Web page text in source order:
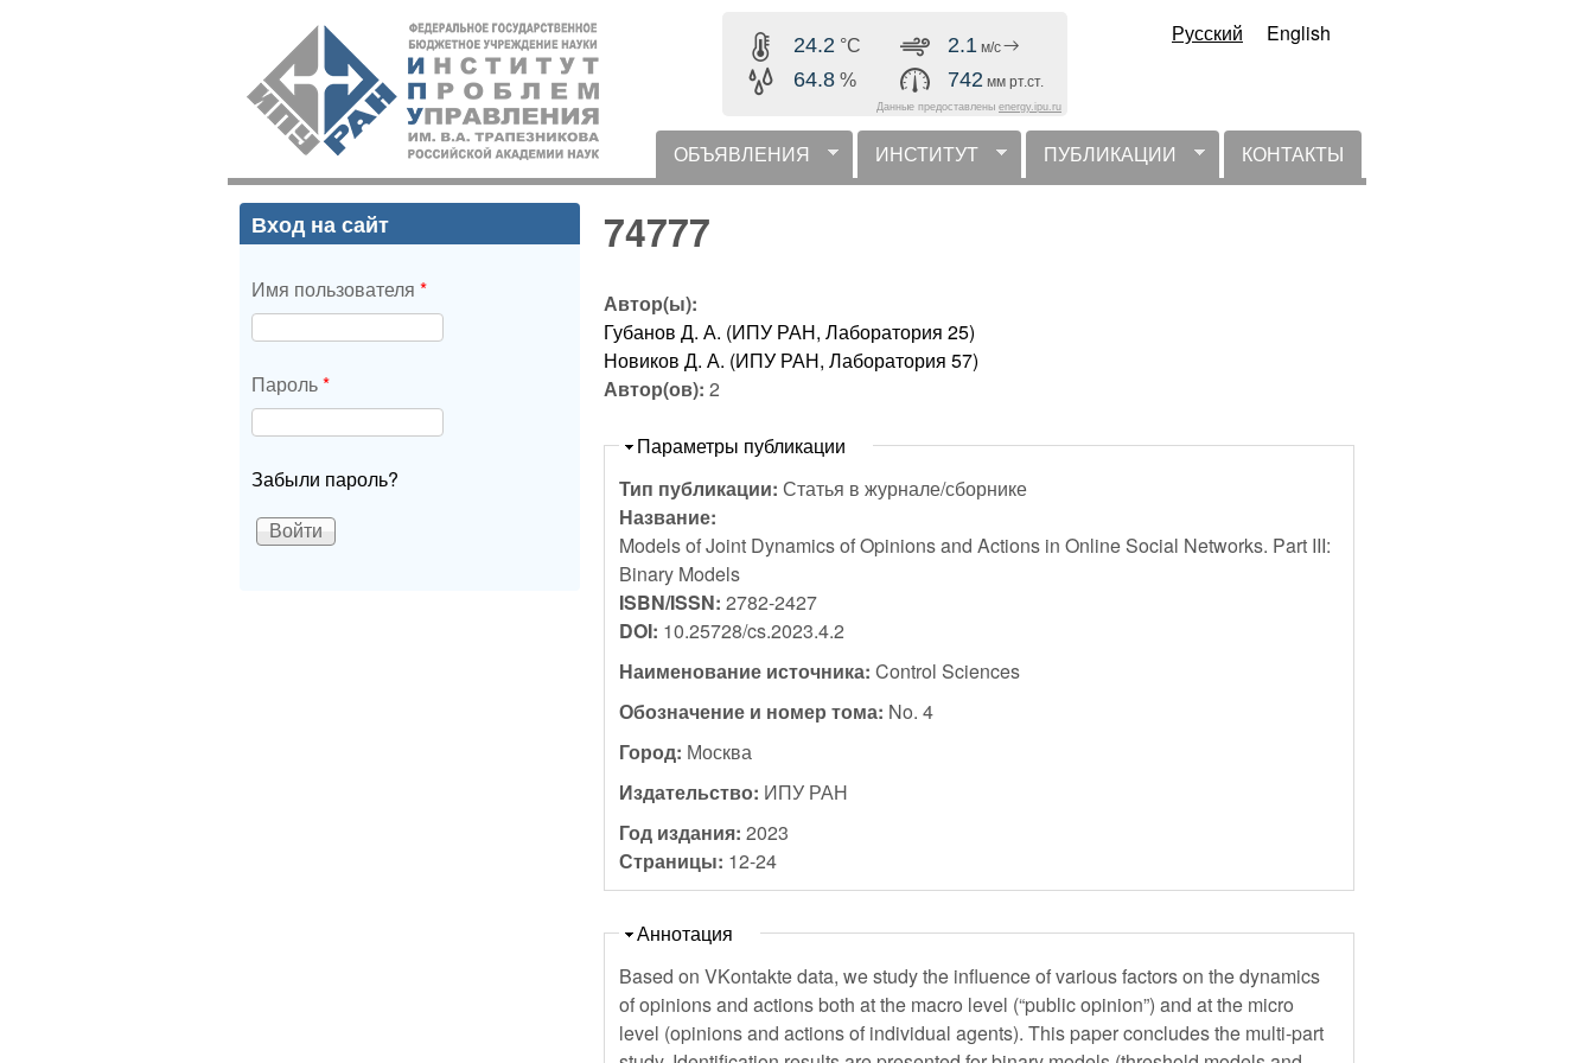
содержанию
ИПУ
РАН
24.2 °C
64.8 %
2.1 м/с
742 мм рт.ст.
Данные предоставлены energy.ipu.ru
Русский English
горизонтальное меню
ОБЪЯВЛЕНИЯ ИНСТИТУТ ПУБЛИКАЦИИ КОНТАКТЫ
74777
Автор(ы):
Губанов Д. А. (ИПУ РАН, Лаборатория 25)
Новиков Д. А. (ИПУ РАН, Лаборатория 57)
Автор(ов):2
Скрыть
Параметры публикации
Тип публикации:Статья в журнале/сборнике
Название:
Models of Joint Dynamics of Opinions and Actions in Online Social Networks. Part III:
Binary Models
ISBN/ISSN:2782-2427
DOI: 10.25728/cs.2023.4.2
Наименование источника:Control Sciences
Обозначение и номер тома: No. 4
Город: Москва
Издательство: ИПУ РАН
Год издания:2023
Страницы: 12-24
Скрыть
Аннотация
Based on VKontakte data, we study the influence of various factors on the dynamics
of opinions and actions both at the macro level (“public opinion”) and at the micro
level (opinions and actions of individual agents). This paper concludes the multi-part
Вход на сайт
Имя пользователя *
Пароль*
Забыли пароль?